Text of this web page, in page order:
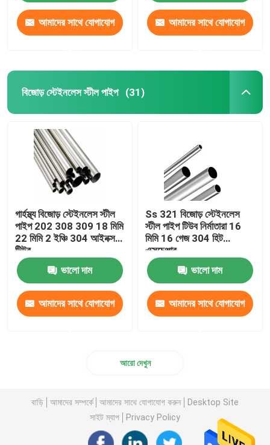
আমাদের সাথে যোগাযোগ আমাদের সাথে যোগাযোগ
বিজোড় স্টেইনলেস স্টীল পাইপ (31)
গার্হস্থ্য বিজোড় স্টেইনলেস স্টীল
পাইপ 202 308 309 18 মিমি
22 মিমি 2 ইঞ্চি 304 আইনক্স
টিউব
ভালো দাম
আমাদের সাথে যোগাযোগ
Ss 321 বিজোড় স্টেইনলেস
স্টীল পাইপ টিউব নির্মাতারা 16
মিমি 16 গেজ 304 হিট
এক্সচেঞ্জার
ভালো দাম
আমাদের সাথে যোগাযোগ
আরো দেখুন
বাড়ি আমাদের সম্পর্কে আমাদের সাথে যোগাযোগ করুন
Desktop Site
সাইট ম্যাপ
Privacy Policy